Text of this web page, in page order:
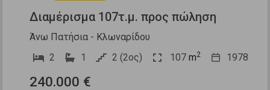
Διαμέρισμα 107τ.μ. προς πώληση
Άνω Πατήσια - Κλωναρίδου
2
1 2 (2ος) 107 m2 1978
240.000 €